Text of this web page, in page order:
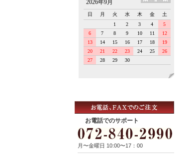
お電話でのサポート
月〜金曜日 10:00〜17：00